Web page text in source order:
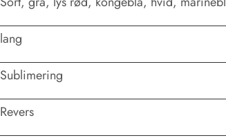
lang
Sublimering
Revers